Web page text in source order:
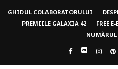
GHIDUL COLABORATORULUI
PREMIILE GALAXIA 42
FREE
NUMĂRUL